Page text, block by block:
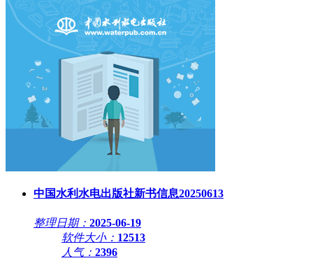
中国水利水电出版社新书信息20250613
整理日期： 2025-06-19
软件大小： 12513
人气： 2396